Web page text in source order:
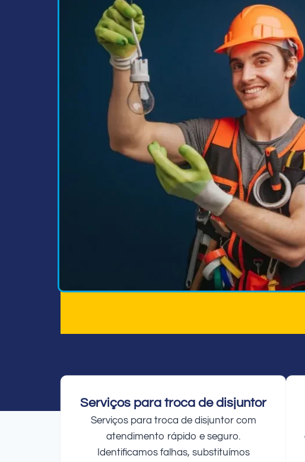
Serviços para troca de disjuntor
Serviços para troca de disjuntor com
atendimento rápido e seguro.
Identificamos falhas, substituímos